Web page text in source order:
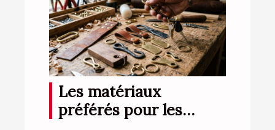
Les matériaux
préférés pour les